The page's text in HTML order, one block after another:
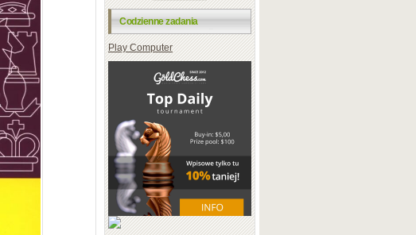
Codzienne zadania
Play Computer